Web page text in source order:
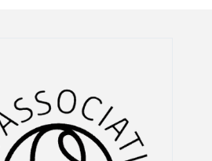
weswegen ich mich
überhaupt für den Kauf
entschieden hatte. Der
Kundenservice hat mir
das zwar 1-2 Tage